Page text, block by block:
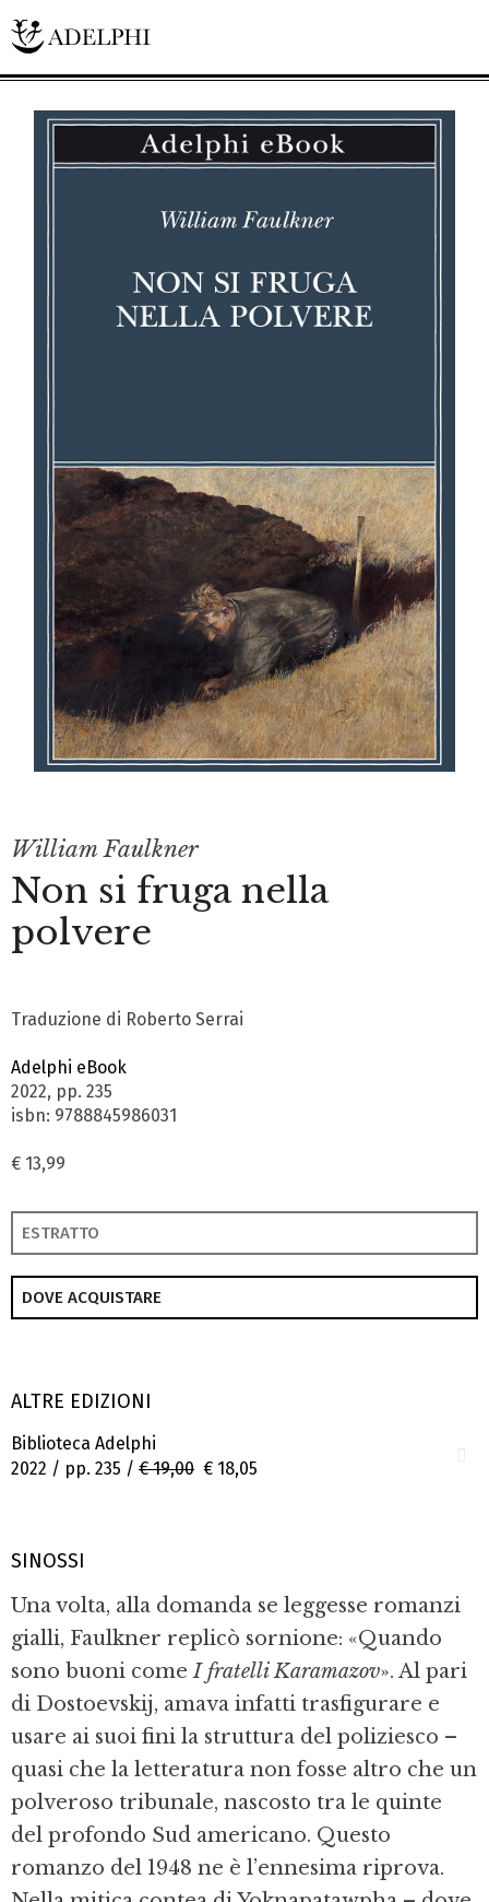
William Faulkner
Non si fruga nella
polvere
Traduzione di Roberto Serrai
Adelphi eBook
2022, pp. 235
isbn: 9788845986031
€ 13,99
ESTRATTO
DOVE ACQUISTARE
ALTRE EDIZIONI
Biblioteca Adelphi
2022 / pp. 235 / € 19,00 € 18,05
SINOSSI
Una volta, alla domanda se leggesse romanzi
gialli, Faulkner replicò sornione: «Quando
sono buoni comeI fratelli Karamazov». Al pari
di Dostoevskij, amava infatti trasfigurare e
usare ai suoi fini la struttura del poliziesco –
quasi che la letteratura non fosse altro che un
polveroso tribunale, nascosto tra le quinte
del profondo Sud americano. Questo
romanzo del 1948 ne è l’ennesima riprova.